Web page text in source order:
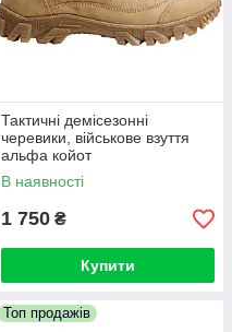
Тактичні демісезонні
черевики, військове взуття
альфа койот
В наявності
1 750 ₴
Купити
Топ продажів